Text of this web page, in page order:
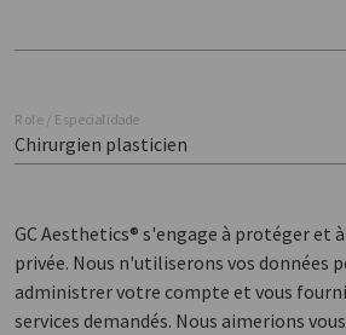
Role / Especialidade
Chirurgien plasticien
GC Aesthetics® s'engage à protéger et
privée. Nous n'utiliserons vos données
administrer votre compte et vous
services demandés. Nous aimerions